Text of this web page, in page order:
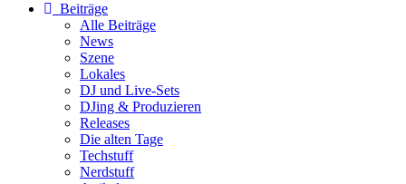
Beiträge
Alle Beiträge
News
Szene
Lokales
DJ und Live-Sets
DJing & Produzieren
Releases
Die alten Tage
Techstuff
Nerdstuff